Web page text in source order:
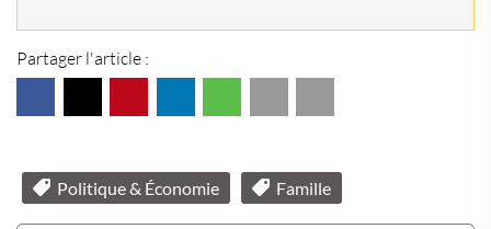
Partager l'article :
Politique & Économie Famille